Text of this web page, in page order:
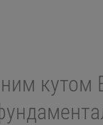
кутом